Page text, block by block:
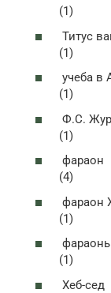
(1)
Титус
(1)
учеба в
(1)
Ф.С.
(1)
фараон
(4)
фараон
(1)
(1)
Хеб-сед